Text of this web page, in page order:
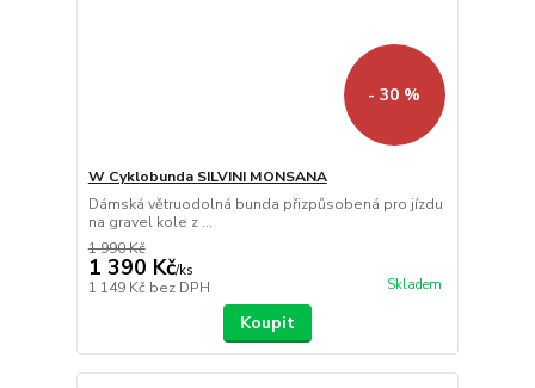
- 30 %
W Cyklobunda SILVINI MONSANA
Dámská větruodolná bunda přizpůsobená pro jízdu
na gravel kole z ...
1 990 Kč
1 390 Kč/ks
1 149 Kč bez DPH Skladem
Koupit